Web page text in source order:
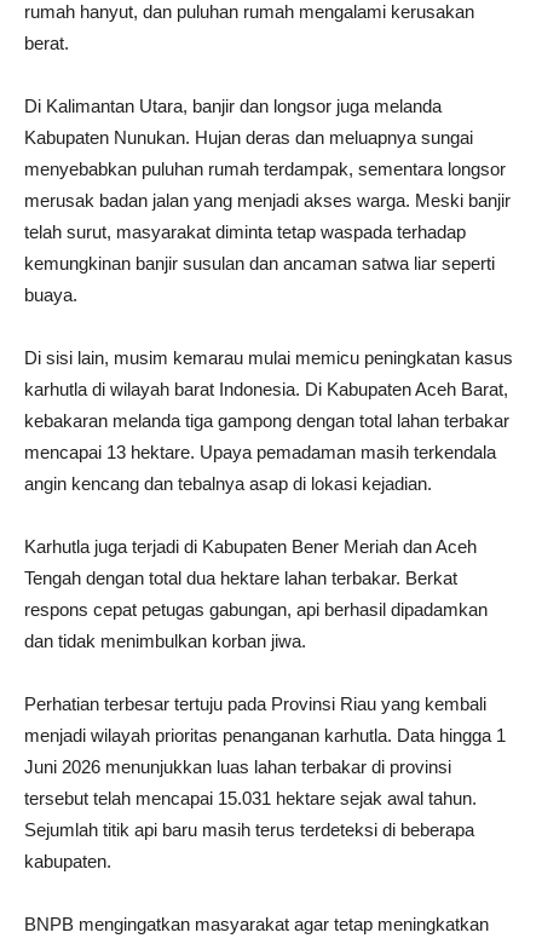
rumah hanyut, dan puluhan rumah mengalami kerusakan
berat.
Di Kalimantan Utara, banjir dan longsor juga melanda
Kabupaten Nunukan. Hujan deras dan meluapnya sungai
menyebabkan puluhan rumah terdampak, sementara longsor
merusak badan jalan yang menjadi akses warga. Meski banjir
telah surut, masyarakat diminta tetap waspada terhadap
kemungkinan banjir susulan dan ancaman satwa liar seperti
buaya.
Di sisi lain, musim kemarau mulai memicu peningkatan kasus
karhutla di wilayah barat Indonesia. Di Kabupaten Aceh Barat,
kebakaran melanda tiga gampong dengan total lahan terbakar
mencapai 13 hektare. Upaya pemadaman masih terkendala
angin kencang dan tebalnya asap di lokasi kejadian.
Karhutla juga terjadi di Kabupaten Bener Meriah dan Aceh
Tengah dengan total dua hektare lahan terbakar. Berkat
respons cepat petugas gabungan, api berhasil dipadamkan
dan tidak menimbulkan korban jiwa.
Perhatian terbesar tertuju pada Provinsi Riau yang kembali
menjadi wilayah prioritas penanganan karhutla. Data hingga 1
Juni 2026 menunjukkan luas lahan terbakar di provinsi
tersebut telah mencapai 15.031 hektare sejak awal tahun.
Sejumlah titik api baru masih terus terdeteksi di beberapa
kabupaten.
BNPB mengingatkan masyarakat agar tetap meningkatkan